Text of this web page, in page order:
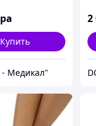
Купить
Медикал"
2